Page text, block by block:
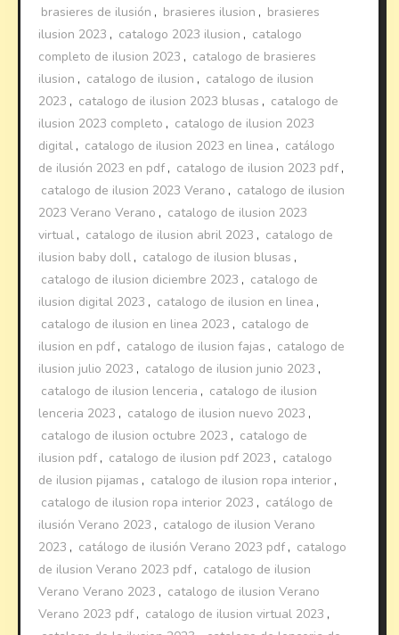
brasieres de ilusión , brasieres ilusion , brasieres
ilusion 2023 , catalogo 2023 ilusion , catalogo
completo de ilusion 2023 , catalogo de brasieres
ilusion , catalogo de ilusion , catalogo de ilusion
2023 , catalogo de ilusion 2023 blusas , catalogo de
ilusion 2023 completo , catalogo de ilusion 2023
digital , catalogo de ilusion 2023 en linea , catálogo
de ilusión 2023 en pdf , catalogo de ilusion 2023 pdf ,
catalogo de ilusion 2023 Verano , catalogo de ilusion
2023 Verano Verano , catalogo de ilusion 2023
virtual , catalogo de ilusion abril 2023 , catalogo de
ilusion baby doll , catalogo de ilusion blusas ,
catalogo de ilusion diciembre 2023 , catalogo de
ilusion digital 2023 , catalogo de ilusion en linea ,
catalogo de ilusion en linea 2023 , catalogo de
ilusion en pdf , catalogo de ilusion fajas , catalogo de
ilusion julio 2023 , catalogo de ilusion junio 2023 ,
catalogo de ilusion lenceria , catalogo de ilusion
lenceria 2023 , catalogo de ilusion nuevo 2023 ,
catalogo de ilusion octubre 2023 , catalogo de
ilusion pdf , catalogo de ilusion pdf 2023 , catalogo
de ilusion pijamas , catalogo de ilusion ropa interior ,
catalogo de ilusion ropa interior 2023 , catálogo de
ilusión Verano 2023 , catalogo de ilusion Verano
2023 , catálogo de ilusión Verano 2023 pdf , catalogo
de ilusion Verano 2023 pdf , catalogo de ilusion
Verano Verano 2023 , catalogo de ilusion Verano
Verano 2023 pdf , catalogo de ilusion virtual 2023 ,